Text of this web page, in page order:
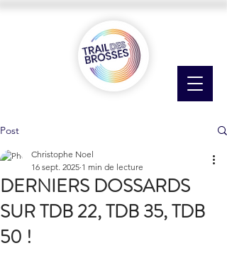
Post
DERNIERS DOSSARDS
SUR TDB 22, TDB 35, TDB
50 !
Christophe Noel
16 sept. 2025 1 min de lecture